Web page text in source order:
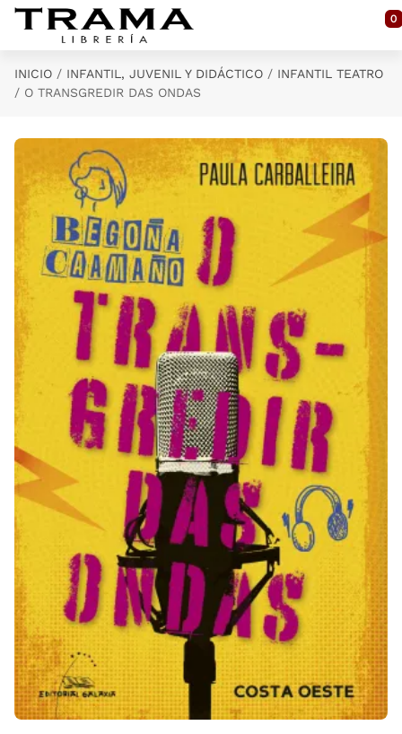
Saltar al contenido principal
0
INICIO INFANTIL, JUVENIL Y DIDÁCTICO
INFANTIL TEATRO
O TRANSGREDIR DAS ONDAS